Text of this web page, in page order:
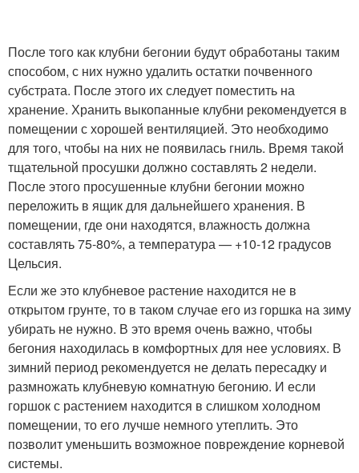
После того как клубни бегонии будут обработаны таким
способом, с них нужно удалить остатки почвенного
субстрата. После этого их следует поместить на
хранение. Хранить выкопанные клубни рекомендуется в
помещении с хорошей вентиляцией. Это необходимо
для того, чтобы на них не появилась гниль. Время такой
тщательной просушки должно составлять 2 недели.
После этого просушенные клубни бегонии можно
переложить в ящик для дальнейшего хранения. В
помещении, где они находятся, влажность должна
составлять 75-80%, а температура — +10-12 градусов
Цельсия.
Если же это клубневое растение находится не в
открытом грунте, то в таком случае его из горшка на зиму
убирать не нужно. В это время очень важно, чтобы
бегония находилась в комфортных для нее условиях. В
зимний период рекомендуется не делать пересадку и
размножать клубневую комнатную бегонию. И если
горшок с растением находится в слишком холодном
помещении, то его лучше немного утеплить. Это
позволит уменьшить возможное повреждение корневой
системы.